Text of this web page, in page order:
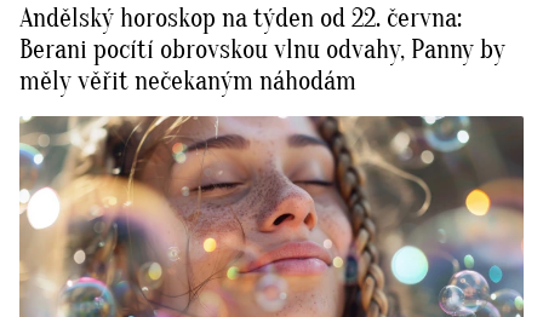
Andělský horoskop na týden od 22. června:
Berani pocítí obrovskou vlnu odvahy, Panny by
měly věřit nečekaným náhodám